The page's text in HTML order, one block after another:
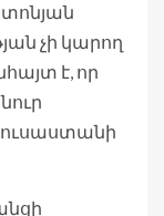
չի կարող
է, որ